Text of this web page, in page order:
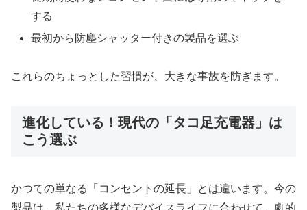
する
最初から防塵シャッター付きの製品を選ぶ
これらのちょっとした習慣が、大きな事故を防ぎます。
進化している！現代の「タコ足充電器」は
こう選ぶ
かつての単なる「コンセントの延長」とは違います。今の
製品は、私たちの多様なデバイスライフに合わせて、劇的